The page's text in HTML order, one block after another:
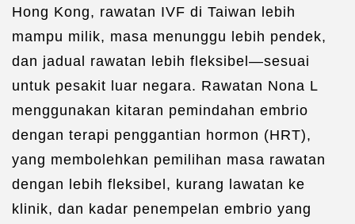
Hong Kong, rawatan IVF di Taiwan lebih
mampu milik, masa menunggu lebih pendek,
dan jadual rawatan lebih fleksibel—sesuai
untuk pesakit luar negara. Rawatan Nona L
menggunakan kitaran pemindahan embrio
dengan terapi penggantian hormon (HRT),
yang membolehkan pemilihan masa rawatan
dengan lebih fleksibel, kurang lawatan ke
klinik, dan kadar penempelan embrio yang